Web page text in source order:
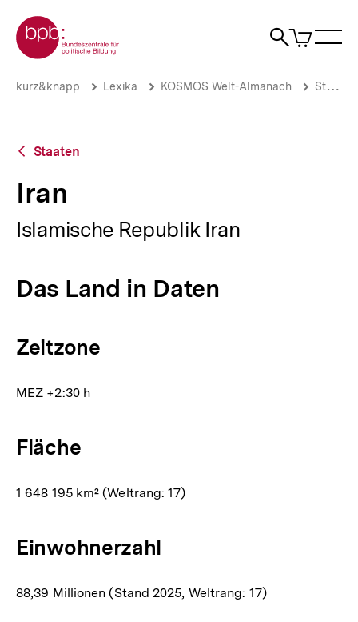
zum
Seiteninhalt
springen
Zur Startseite der bpb
Suche
Artikel
im
IranBrotkrümelnavigation
Pfadnavigation
kurz&knapp Lexika KOSMOS Welt-Almanach Staaten
Zurück
Übersicht
Staaten
Iran
Islamische Republik Iran
Das Land in Daten
Zeitzone
MEZ +2:30 h
Fläche
1 648 195 km² (Weltrang: 17)
Einwohnerzahl
88,39 Millionen (Stand 2025, Weltrang: 17)